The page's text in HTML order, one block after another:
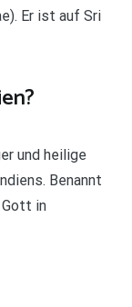
Er ist auf Sri
und heilige
Benannt
Gott in